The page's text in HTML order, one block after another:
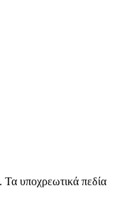
Τα υποχρεωτικά πεδία